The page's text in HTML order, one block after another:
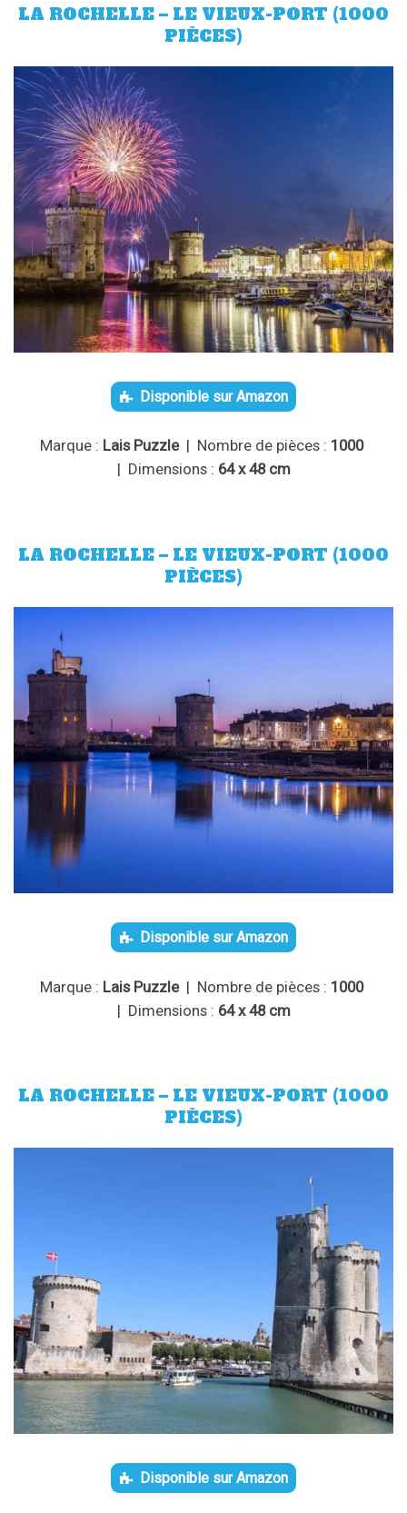
LA ROCHELLE – LE VIEUX-PORT (1000
PIÈCES)
Disponible sur Amazon
Marque : Lais Puzzle| Nombre de pièces : 1000
| Dimensions : 64 x 48 cm
LA ROCHELLE – LE VIEUX-PORT (1000
PIÈCES)
Disponible sur Amazon
Marque : Lais Puzzle| Nombre de pièces : 1000
| Dimensions : 64 x 48 cm
LA ROCHELLE – LE VIEUX-PORT (1000
PIÈCES)
Disponible sur Amazon